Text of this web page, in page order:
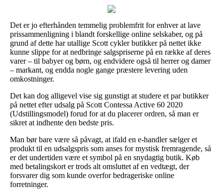
Det er jo efterhånden temmelig problemfrit for enhver at lave
prissammenligning i blandt forskellige online selskaber, og på
grund af dette har utallige Scott cykler butikker på nettet ikke
kunne slippe for at nedbringe salgspriserne på en række af deres
varer – til babyer og børn, og endvidere også til herrer og damer
– markant, og endda nogle gange præstere levering uden
omkostninger.
Det kan dog alligevel vise sig gunstigt at studere et par butikker
på nettet efter udsalg på Scott Contessa Active 60 2020
(Udstillingsmodel) forud for at du placerer ordren, så man er
sikret at indhente den bedste pris.
Man bør bare være så påvagt, at ifald en e-handler sælger et
produkt til en udsalgspris som anses for mystisk fremragende, så
er det undertiden være et symbol på en snydagtig butik. Køb
med betalingskort er trods alt omsluttet af en vedtægt, der
forsvarer dig som kunde overfor bedrageriske online
forretninger.